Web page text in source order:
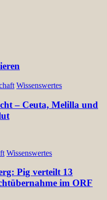
Wissenswertes
– Ceuta, Melilla und
Wissenswertes
Pig verteilt 13
im ORF